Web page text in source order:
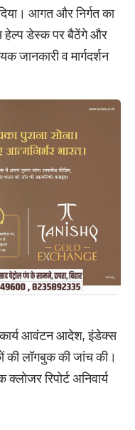
​आगत और निर्गत का
हेल्प डेस्क पर बैठेंगे और
जानकारी व मार्गदर्शन
कार्य आवंटन आदेश, इंडेक्स
की लॉगबुक की जांच की।
रिपोर्ट अनिवार्य